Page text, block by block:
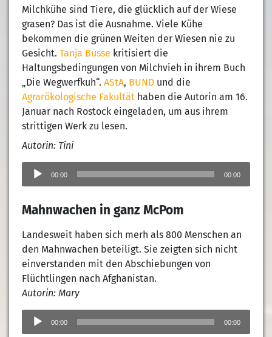
Milchkühe sind Tiere, die glücklich auf der Wiese
grasen? Das ist die Ausnahme. Viele Kühe
bekommen die grünen Weiten der Wiesen nie zu
Gesicht. Tanja Busse kritisiert die
Haltungsbedingungen von Milchvieh in ihrem Buch
„Die Wegwerfkuh“. AStA, BUNDund die
Agrarökologische Fakultäthaben die Autorin am 16.
Januar nach Rostock eingeladen, um aus ihrem
strittigen Werk zu lesen.
Autorin: Tini
Audio-
Player
00:00 00:00
Mahnwachen in ganz McPom
Landesweit haben sich merh als 800 Menschen an
den Mahnwachen beteiligt. Sie zeigten sich nicht
einverstanden mit den Abschiebungen von
Flüchtlingen nach Afghanistan.
Autorin: Mary
Audio-
Player
00:00 00:00